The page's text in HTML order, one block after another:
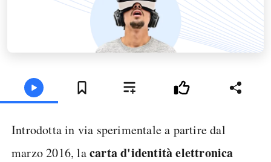
Introdotta in via sperimentale a partire dal
marzo 2016, lacarta d'identità elettronica